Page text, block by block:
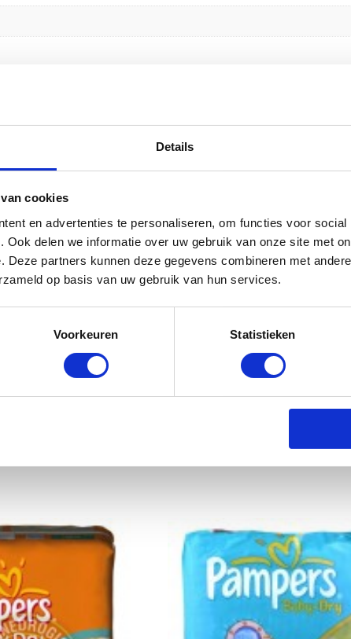
Details
cookies
en advertenties te personaliseren, om functies voor
Ook delen we informatie over uw gebruik van onze site met
Deze partners kunnen deze gegevens combineren met
op basis van uw gebruik van hun services.
Voorkeuren Statistieken
ml” te beoordelen